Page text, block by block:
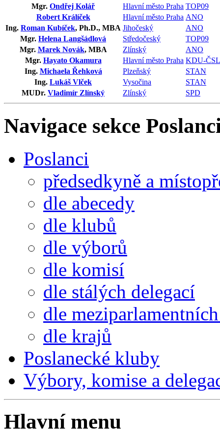
Mgr. Ondřej Kolář Hlavní město Praha TOP09
Robert Králíček
Hlavní město Praha ANO
Ing. Roman Kubíček, Ph.D., MBA Jihočeský
ANO
Mgr. Helena Langšádlová Středočeský
TOP09
Mgr. Marek Novák, MBA Zlínský
ANO
Mgr. Hayato Okamura Hlavní město Praha KDU-ČSL
Ing. Michaela Řehková Plzeňský
STAN
Ing. Lukáš Vlček Vysočina
STAN
MUDr. Vladimír Zlínský Zlínský SPD
Navigace sekce
Poslanci
předsedkyně a
dle abecedy
dle klubů
dle výborů
dle komisí
dle stálých delegací
dle
dle krajů
Poslanecké kluby
Výbory, komise a
Hlavní menu